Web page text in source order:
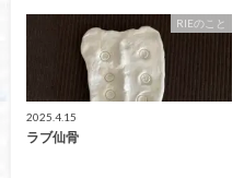
RIEのこと
2025.4.15
ラブ仙骨